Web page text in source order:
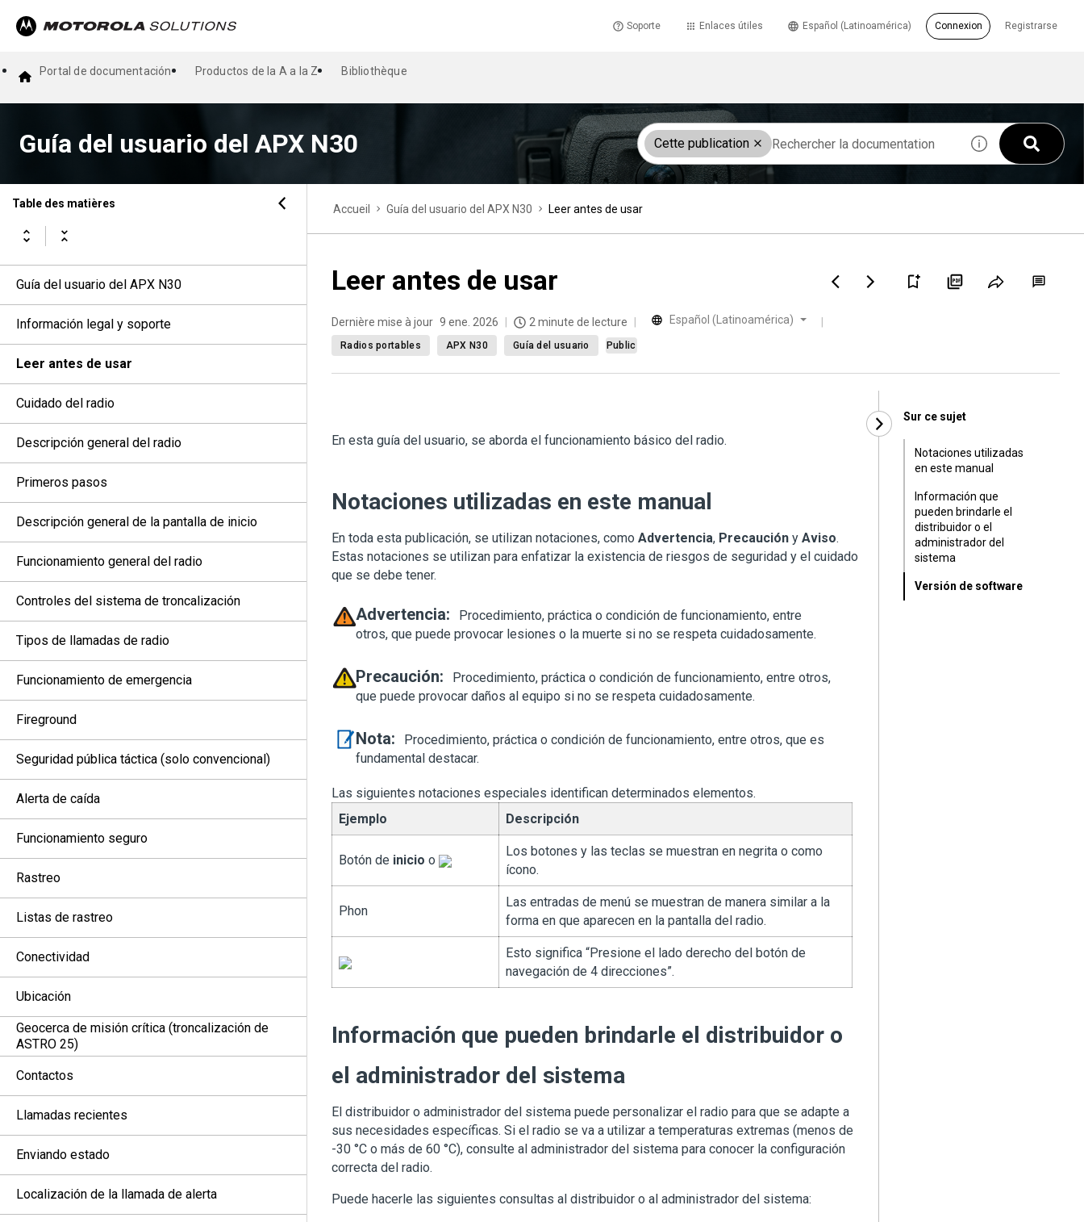
Soporte Enlaces útiles Registrarse
Español (Latinoamérica) Connexion
Portal de documentación Productos de la A a la Z Bibliothèque
Guía del usuario del APX N30 Cette publication
Table des matières
Guía del usuario del APX N30
Información legal y soporte
Leer antes de usar
Cuidado del radio
Descripción general del radio
Primeros pasos
Descripción general de la pantalla de inicio
Funcionamiento general del radio
Controles del sistema de troncalización
Tipos de llamadas de radio
Funcionamiento de emergencia
Fireground
Seguridad pública táctica (solo convencional)
Alerta de caída
Funcionamiento seguro
Rastreo
Listas de rastreo
Conectividad
Ubicación
Geocerca de misión crítica (troncalización de
ASTRO 25)
Contactos
Llamadas recientes
Enviando estado
Localización de la llamada de alerta
Accueil Guía del usuario del APX N30 Leer antes de usar
Leer antes de usar
Dernière mise à jour 9 ene. 2026 2 minute de lecture Español (Latinoamérica)
Radios portables APX N30 Guía del usuario Public
En esta guía del usuario, se aborda el funcionamiento básico del radio.
Notaciones utilizadas en este manual
En toda esta publicación, se utilizan notaciones, como Advertencia, Precaución y Aviso.
Estas notaciones se utilizan para enfatizar la existencia de riesgos de seguridad y el cuidado
que se debe tener.
Advertencia:
Procedimiento, práctica o condición de funcionamiento, entre
otros, que puede provocar lesiones o la muerte si no se respeta cuidadosamente.
Precaución:
Procedimiento, práctica o condición de funcionamiento, entre otros,
que puede provocar daños al equipo si no se respeta cuidadosamente.
Nota:
Procedimiento, práctica o condición de funcionamiento, entre otros, que es
fundamental destacar.
Las siguientes notaciones especiales identifican determinados elementos.
Ejemplo
Descripción
Botón de inicio o
Los botones y las teclas se muestran en negrita o como
ícono.
Phon
Las entradas de menú se muestran de manera similar a la
forma en que aparecen en la pantalla del radio.
Esto significa “Presione el lado derecho del botón de
navegación de 4 direcciones”.
Información que pueden brindarle el distribuidor o
el administrador del sistema
El distribuidor o administrador del sistema puede personalizar el radio para que se adapte a
sus necesidades específicas. Si el radio se va a utilizar a temperaturas extremas (menos de
-30 °C o más de 60 °C), consulte al administrador del sistema para conocer la configuración
correcta del radio.
Puede hacerle las siguientes consultas al distribuidor o al administrador del sistema:
Sur ce sujet
Notaciones utilizadas
en este manual
Información que
pueden brindarle el
distribuidor o el
administrador del
sistema
Versión de software